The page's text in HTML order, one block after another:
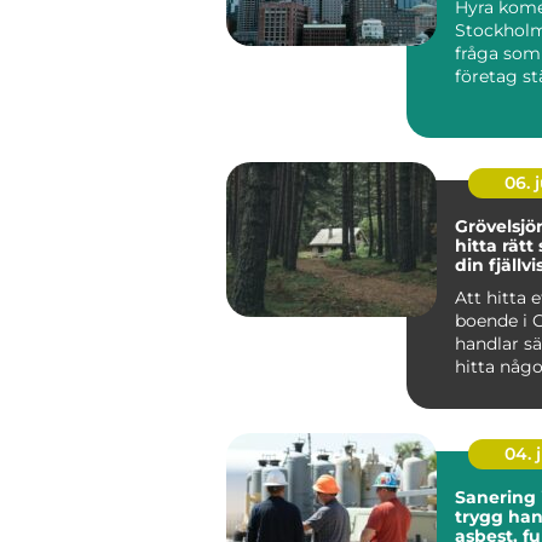
Hyra
fråga
företag
06.
hitta rätt
din
Att hitta
boende i
handlar
hitta
at...
04.
Sanering
trygg
asbest,